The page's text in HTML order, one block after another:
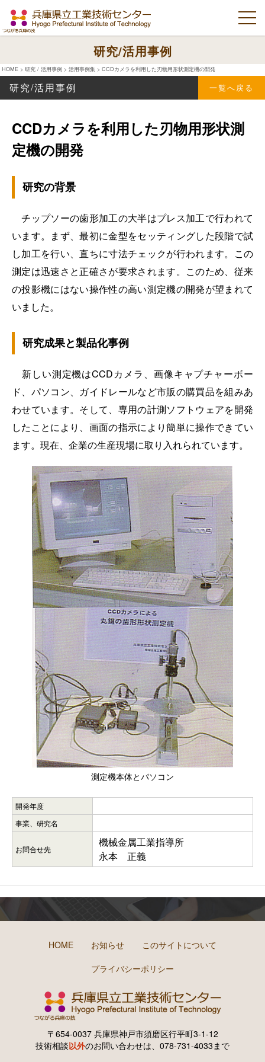
研究/活用事例
HOME > 研究 / 活用事例 > 活用事例集 > CCDカメラを利用した刃物用形状測定機の開発
研究/活用事例 一覧へ戻る
CCDカメラを利用した刃物用形状測
定機の開発
研究の背景
チップソーの歯形加工の大半はプレス加工で行われて
います。まず、最初に金型をセッティングした段階で試
し加工を行い、直ちに寸法チェックが行われます。この
測定は迅速さと正確さが要求されます。このため、従来
の投影機にはない操作性の高い測定機の開発が望まれて
いました。
研究成果と製品化事例
新しい測定機はCCDカメラ、画像キャプチャーボー
ド、パソコン、ガイドレールなど市販の購買品を組みあ
わせています。そして、専用の計測ソフトウェアを開発
したことにより、画面の指示により簡単に操作できてい
ます。現在、企業の生産現場に取り入れられています。
測定機本体とパソコン
開発年度
事業、研究名
お問合せ先
機械金属工業指導所
永本 正義
HOME お知らせ
このサイトについて
プライバシーポリシー
〒654-0037 兵庫県神戸市須磨区行平町3-1-12
技術相談以外のお問い合わせは、078-731-4033まで